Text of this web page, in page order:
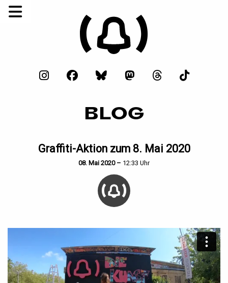
BLOG
Graffiti-Aktion zum 8. Mai 2020
08. Mai 2020 – 12:33 Uhr